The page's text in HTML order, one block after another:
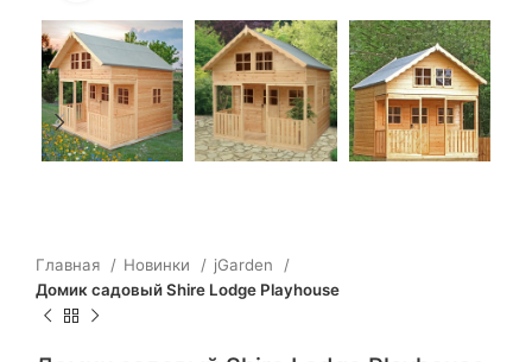
Главная Новинки
jGarden
Домик садовый Shire Lodge Playhouse